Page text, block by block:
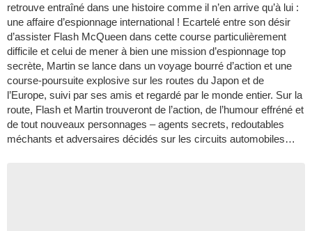
retrouve entraîné dans une histoire comme il n’en arrive qu’à lui :
une affaire d’espionnage international ! Ecartelé entre son désir
d’assister Flash McQueen dans cette course particulièrement
difficile et celui de mener à bien une mission d’espionnage top
secrète, Martin se lance dans un voyage bourré d’action et une
course-poursuite explosive sur les routes du Japon et de
l’Europe, suivi par ses amis et regardé par le monde entier. Sur la
route, Flash et Martin trouveront de l’action, de l’humour effréné et
de tout nouveaux personnages – agents secrets, redoutables
méchants et adversaires décidés sur les circuits automobiles…